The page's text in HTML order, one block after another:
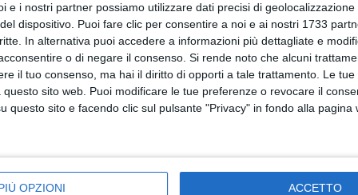
e i nostri partner possiamo utilizzare dati precisi di
dispositivo. Puoi fare clic per consentire a noi e ai nostri 1733
In alternativa puoi accedere a informazioni più dettagliate e
o di negare il consenso. Si rende noto che alcuni
il tuo consenso, ma hai il diritto di opporti a tale trattamento. Le
sito web. Puoi modificare le tue preferenze o revocare il
questo sito e facendo clic sul pulsante "Privacy" in fondo alla pagina
OPZIONI ACCETTO
a
Beach sprint, presentati i
campionati italiani 2026
Presentazione della prima
edizione di "Notte d'opera
al Castello"
SOCIAL VIDEO 1 MINUTO